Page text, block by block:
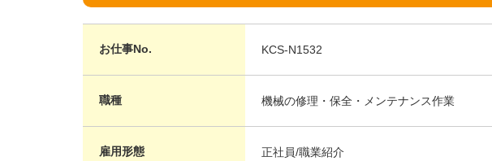
お仕事No. KCS-N1532
職種 機械の修理・保全・メンテナンス作業
雇用形態 正社員/職業紹介